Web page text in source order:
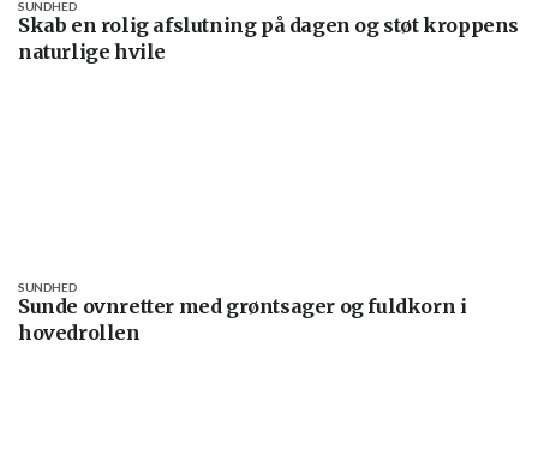
Skab en rolig afslutning på dagen og støt kroppens
naturlige hvile
SUNDHED
Sunde ovnretter med grøntsager og fuldkorn i
hovedrollen
SUNDHED